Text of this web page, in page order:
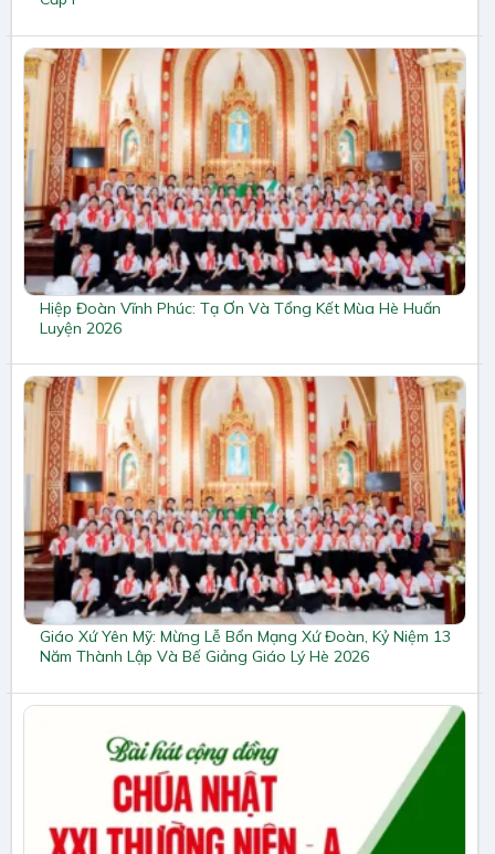
Hiệp Đoàn Vĩnh Phúc: Tạ Ơn Và Tổng Kết Mùa Hè Huấn
Luyện 2026
Giáo Xứ Yên Mỹ: Mừng Lễ Bổn Mạng Xứ Đoàn, Kỷ Niệm 13
Năm Thành Lập Và Bế Giảng Giáo Lý Hè 2026